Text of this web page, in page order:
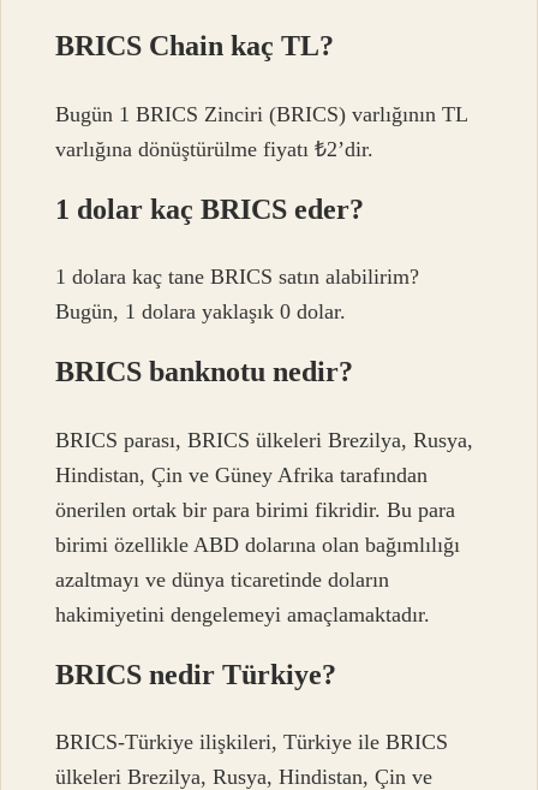
BRICS Chain kaç TL?
Bugün 1 BRICS Zinciri (BRICS) varlığının TL
varlığına dönüştürülme fiyatı ₺2’dir.
1 dolar kaç BRICS eder?
1 dolara kaç tane BRICS satın alabilirim?
Bugün, 1 dolara yaklaşık 0 dolar.
BRICS banknotu nedir?
BRICS parası, BRICS ülkeleri Brezilya, Rusya,
Hindistan, Çin ve Güney Afrika tarafından
önerilen ortak bir para birimi fikridir. Bu para
birimi özellikle ABD dolarına olan bağımlılığı
azaltmayı ve dünya ticaretinde doların
hakimiyetini dengelemeyi amaçlamaktadır.
BRICS nedir Türkiye?
BRICS-Türkiye ilişkileri, Türkiye ile BRICS
ülkeleri Brezilya, Rusya, Hindistan, Çin ve